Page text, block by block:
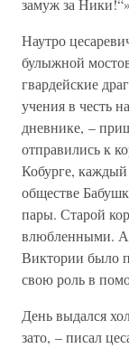
замуж за Ники!“»
Наутро
булыжной
гвардейские
учения в честь
дневнике, –
отправились к
Кобурге, каждый
обществе
пары. Старой
влюбленными.
Виктории было
свою роль в
День выдался
зато, – писал